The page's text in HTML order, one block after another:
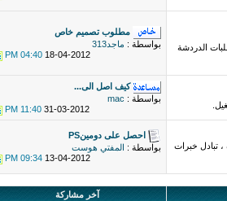
الدردشة
مطلوب تصميم خاص
بواسطة : ماجد313
18-04-2012
04:40 PM
كيف اصل الى...
بواسطة : mac
31-03-2012
11:40 PM
تبادل خبرات
احصل على دومينPS
بواسطة :
المفتي هوست
13-04-2012
09:34 PM
آخر مشاركة